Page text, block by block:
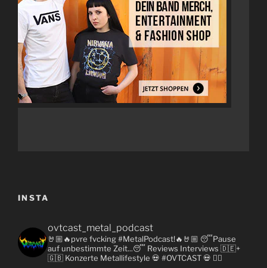
INSTA
ovtcast_metal_podcast
🤘🏼🔥pvre fvcking #MetalPodcast!🔥🤘🏼 😴Pause
auf unbestimmte Zeit...😴 Reviews Interviews 🇩🇪+
🇬🇧 Konzerte Metallifestyle 💀 #OVTCAST 💀 👇🏼